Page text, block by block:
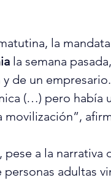
la
la semana
de un
(…) pero había
pese a la
adultas